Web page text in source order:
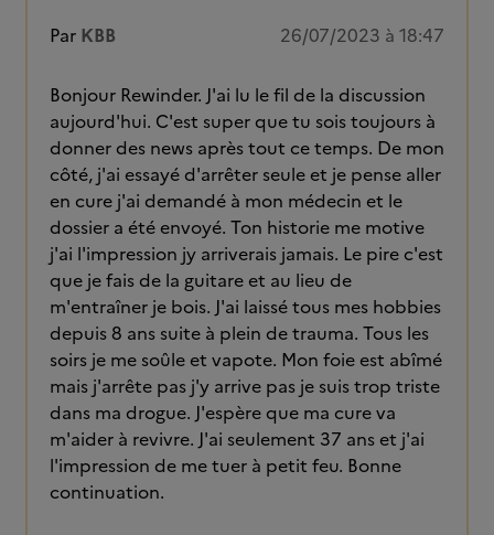
Par KBB 26/07/2023 à 18:47
Bonjour Rewinder. J'ai lu le fil de la discussion
aujourd'hui. C'est super que tu sois toujours à
donner des news après tout ce temps. De mon
côté, j'ai essayé d'arrêter seule et je pense aller
en cure j'ai demandé à mon médecin et le
dossier a été envoyé. Ton historie me motive
j'ai l'impression jy arriverais jamais. Le pire c'est
que je fais de la guitare et au lieu de
m'entraîner je bois. J'ai laissé tous mes hobbies
depuis 8 ans suite à plein de trauma. Tous les
soirs je me soûle et vapote. Mon foie est abîmé
mais j'arrête pas j'y arrive pas je suis trop triste
dans ma drogue. J'espère que ma cure va
m'aider à revivre. J'ai seulement 37 ans et j'ai
l'impression de me tuer à petit feu. Bonne
continuation.